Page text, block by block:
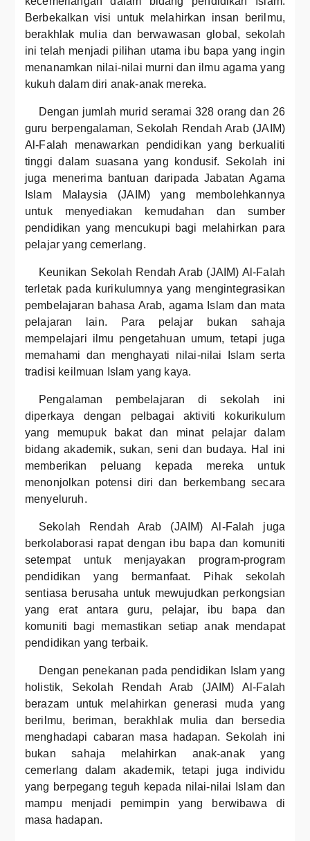
Berbekalkan visi untuk melahirkan insan berilmu,
berakhlak mulia dan berwawasan global, sekolah
ini telah menjadi pilihan utama ibu bapa yang ingin
menanamkan nilai-nilai murni dan ilmu agama yang
kukuh dalam diri anak-anak mereka.
Dengan jumlah murid seramai 328 orang dan 26
guru berpengalaman, Sekolah Rendah Arab (JAIM)
Al-Falah menawarkan pendidikan yang berkualiti
tinggi dalam suasana yang kondusif. Sekolah ini
juga menerima bantuan daripada Jabatan Agama
Islam Malaysia (JAIM) yang membolehkannya
untuk menyediakan kemudahan dan sumber
pendidikan yang mencukupi bagi melahirkan para
pelajar yang cemerlang.
Keunikan Sekolah Rendah Arab (JAIM) Al-Falah
terletak pada kurikulumnya yang mengintegrasikan
pembelajaran bahasa Arab, agama Islam dan mata
pelajaran lain. Para pelajar bukan sahaja
mempelajari ilmu pengetahuan umum, tetapi juga
memahami dan menghayati nilai-nilai Islam serta
tradisi keilmuan Islam yang kaya.
Pengalaman pembelajaran di sekolah ini
diperkaya dengan pelbagai aktiviti kokurikulum
yang memupuk bakat dan minat pelajar dalam
bidang akademik, sukan, seni dan budaya. Hal ini
memberikan peluang kepada mereka untuk
menonjolkan potensi diri dan berkembang secara
menyeluruh.
Sekolah Rendah Arab (JAIM) Al-Falah juga
berkolaborasi rapat dengan ibu bapa dan komuniti
setempat untuk menjayakan program-program
pendidikan yang bermanfaat. Pihak sekolah
sentiasa berusaha untuk mewujudkan perkongsian
yang erat antara guru, pelajar, ibu bapa dan
komuniti bagi memastikan setiap anak mendapat
pendidikan yang terbaik.
Dengan penekanan pada pendidikan Islam yang
holistik, Sekolah Rendah Arab (JAIM) Al-Falah
berazam untuk melahirkan generasi muda yang
berilmu, beriman, berakhlak mulia dan bersedia
menghadapi cabaran masa hadapan. Sekolah ini
bukan sahaja melahirkan anak-anak yang
cemerlang dalam akademik, tetapi juga individu
yang berpegang teguh kepada nilai-nilai Islam dan
mampu menjadi pemimpin yang berwibawa di
masa hadapan.